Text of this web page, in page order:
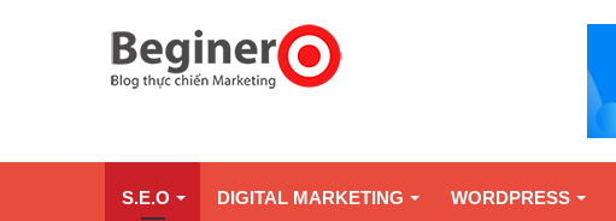
S.E.O DIGITAL MARKETING WORDPRESS